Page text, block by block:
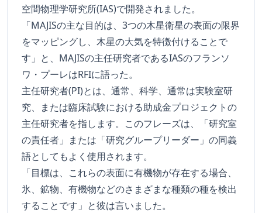
空間物理学研究所(IAS)で開発されました。
「MAJISの主な目的は、3つの木星衛星の表面の限界
をマッピングし、木星の大気を特徴付けることで
す」と、MAJISの主任研究者であるIASのフランソ
ワ・プーレはRFIに語った。
主任研究者(PI)とは、通常、科学、通常は実験室研
究、または臨床試験における助成金プロジェクトの
主任研究者を指します。このフレーズは、「研究室
の責任者」または「研究グループリーダー」の同義
語としてもよく使用されます。
「目標は、これらの表面に有機物が存在する場合、
氷、鉱物、有機物などのさまざまな種類の種を検出
することです」と彼は言いました。